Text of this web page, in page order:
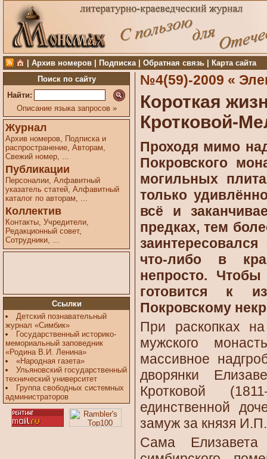
Архив номеров Подписка| Обратная связь
Карта сайта
Поиск по сайту
Найти:
Описание языка запросов »
Журнал
Архив номеров, Подписка и
распространение, Авторам,
Свежий номер, ...
Публикации
Персоналии, Алфавитный
указатель статей, Алфавитный
каталог по авторам, ...
Коллектив
Контакты, Учредители,
Редакционный совет,
Сотрудники, ...
Ссылки
Детский познавательный
журнал «Симбик»
Государственный историко-
мемориальный заповедник
«Родина В.И. Ленина»
«Народная газета»
Ульяновский государственный
технический университет
Группа свободных системных
администраторов
№4(59)-2009 «
Короткая
Кротковой-
Проходя мимо
Покровского
могильных
только
всё и
предках, тем
что-либо в
непросто.
готовится к
Покровскому
При раскопках
мужского
массивное
дворянки
Кротковой
единственной
замуж за князя
Сама